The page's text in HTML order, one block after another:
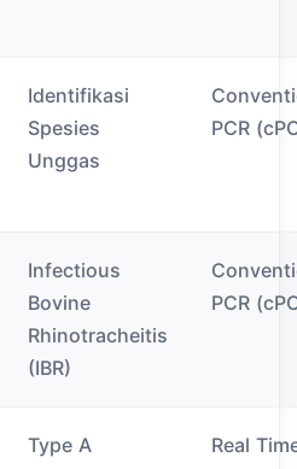
Identifikasi
Spesies
Unggas
PCR
Infectious
Bovine
Rhinotracheitis
(IBR)
PCR
Type A
Real